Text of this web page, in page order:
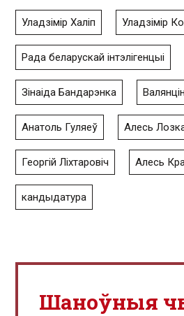
Уладзімір Халіп Уладзімір
Рада беларускай інтэлігенцыі
Зінаіда Бандарэнка
Анатоль Гуляеў Алесь
Георгій Ліхтаровіч Алесь
кандыдатура
Шаноўныя